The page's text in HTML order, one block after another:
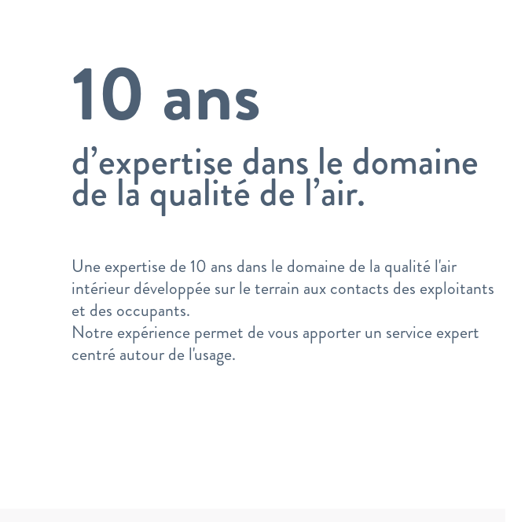
10 ans
d’expertise dans le domaine
de la qualité de l’air.
Une expertise de 10 ans dans le domaine de la qualité l'air
intérieur développée sur le terrain aux contacts des exploitants
et des occupants.
Notre expérience permet de vous apporter un service expert
centré autour de l'usage.